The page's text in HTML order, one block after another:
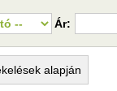
Ár:
alapján